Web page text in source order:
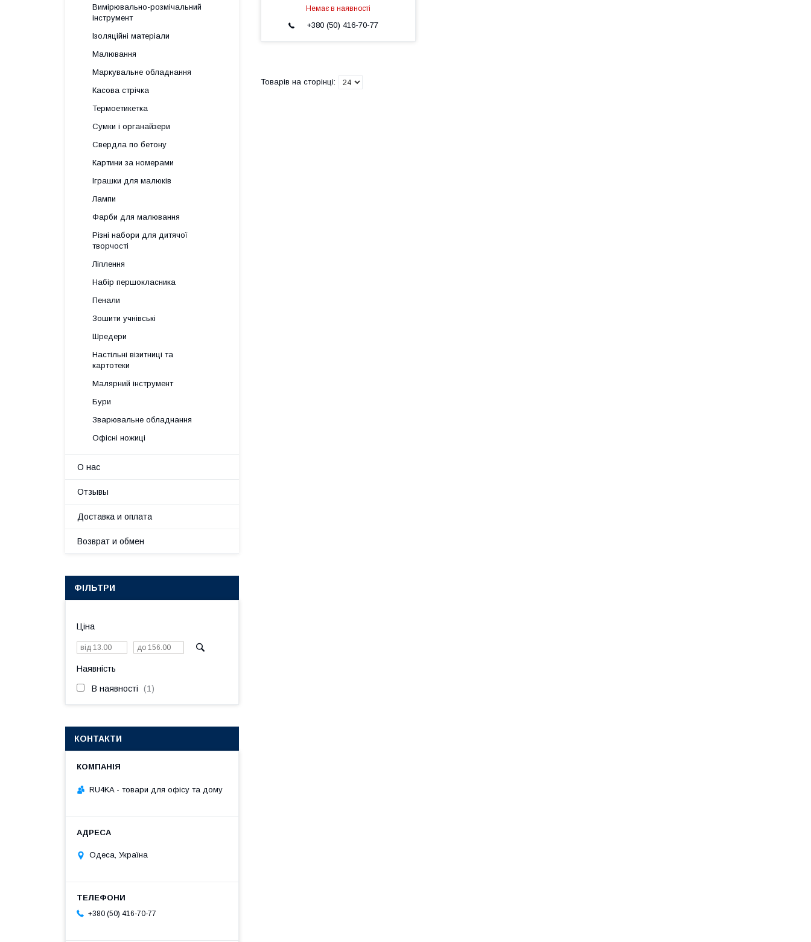
Немає в наявності
+380 (50) 416-70-77
Вимірювально-розмічальний
інструмент
Ізоляційні матеріали
Малювання
Маркувальне обладнання
Касова стрічка
Термоетикетка
Сумки і органайзери
Свердла по бетону
Картини за номерами
Іграшки для малюків
Лампи
Фарби для малювання
Різні набори для дитячої
творчості
Ліплення
Набір першокласника
Пенали
Зошити учнівські
Шредери
Настільні візитниці та
картотеки
Малярний інструмент
Бури
Зварювальне обладнання
Офісні ножиці
О нас
Отзывы
Доставка и оплата
Возврат и обмен
ФІЛЬТРИ
Ціна
Наявність
В наявності 1
КОНТАКТИ
RU4KA - товари для офісу та дому
Одеса, Україна
+380 (50) 416-70-77